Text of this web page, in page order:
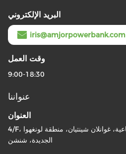
البريد الإلكتروني
iris@amjorpowerbank.com
وقت العمل
9:00-18:30
عنواننا
العنوان
4/F، المبنى 1، منطقة هايدوي الصناعية، غوانلان شينتيان، منطقة لونغهوا
الجديدة، شنشن